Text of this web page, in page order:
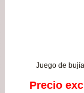
Juego de
Precio